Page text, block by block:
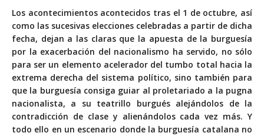
Los acontecimientos acontecidos tras el 1 de octubre, así
como las sucesivas elecciones celebradas a partir de dicha
fecha, dejan a las claras que la apuesta de la burguesía
por la exacerbación del nacionalismo ha servido, no sólo
para ser un elemento acelerador del tumbo total hacia la
extrema derecha del sistema político, sino también para
que la burguesía consiga guiar al proletariado a la pugna
nacionalista, a su teatrillo burgués alejándolos de la
contradicción de clase y alienándolos cada vez más. Y
todo ello en un escenario donde la burguesía catalana no